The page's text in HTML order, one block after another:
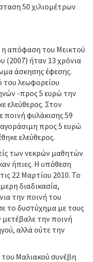
50 χιλιομέτρων
η απόφαση του Μεικτού
(2007) ήταν 13 χρόνια
άσκησης έφεσης.
του λεωφορείου
-προς 5 ευρώ την
ελεύθερος. Στον
ποινή φυλάκισης 59
προς 5 ευρώ
ελεύθερος.
των νεκρών μαθητών
ήπιες. Η υπόθεση
22 Μαρτίου 2010. Το
διαδικασία,
την ποινή του
το δυστύχημα με τους
την ποινή
αλλά ούτε την
Μαλιακού συνέβη